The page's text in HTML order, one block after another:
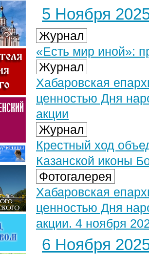
5 Ноября
Журнал
«Есть мир иной»:
Журнал
Хабаровская
ценностью Дня
акции
Журнал
Крестный ход
Казанской иконы
Фотогалерея
Хабаровская
ценностью Дня
акции. 4 ноября
6 Ноября